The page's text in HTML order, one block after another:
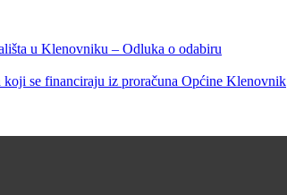
u Klenovniku – Odluka o odabiru
se financiraju iz proračuna Općine Klenovnik